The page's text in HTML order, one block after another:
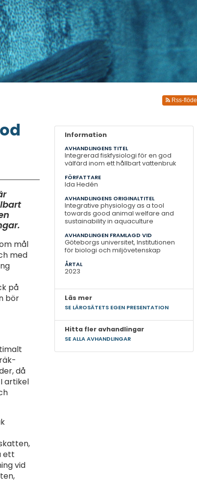
Rss-flöde
mål
med
på
bör
då
artikel
ett
vid
Information
AVHANDLINGENS TITEL
Integrerad fiskfysiologi för en god
välfärd inom ett hållbart vattenbruk
FÖRFATTARE
Ida Hedén
AVHANDLINGENS ORIGINALTITEL
Integrative physiology as a tool
towards good animal welfare and
sustainability in aquaculture
AVHANDLINGEN FRAMLAGD VID
Göteborgs universitet, Institutionen
för biologi och miljövetenskap
ÅRTAL
2023
Läs mer
SE LÄROSÄTETS EGEN PRESENTATION
Hitta fler avhandlingar
SE ALLA AVHANDLINGAR